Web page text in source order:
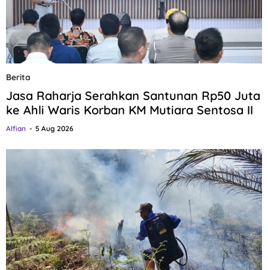
Berita
Jasa Raharja Serahkan Santunan Rp50 Juta
ke Ahli Waris Korban KM Mutiara Sentosa II
Alfian 5 Aug 2026